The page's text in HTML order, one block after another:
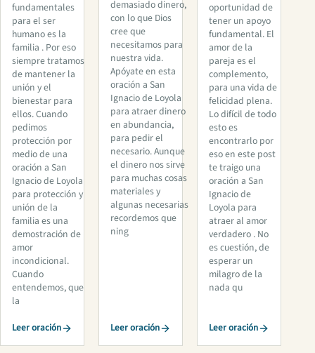
fundamentales
para el ser
humano es la
familia . Por eso
siempre tratamos
de mantener la
unión y el
bienestar para
ellos. Cuando
pedimos
protección por
medio de una
oración a San
Ignacio de Loyola
para protección y
unión de la
familia es una
demostración de
amor
incondicional.
Cuando
entendemos, que
la
Leer oración
demasiado dinero,
con lo que Dios
cree que
necesitamos para
nuestra vida.
Apóyate en esta
oración a San
Ignacio de Loyola
para atraer dinero
en abundancia,
para pedir el
necesario. Aunque
el dinero nos sirve
para muchas cosas
materiales y
algunas necesarias
recordemos que
ning
Leer oración
oportunidad de
tener un apoyo
fundamental. El
amor de la
pareja es el
complemento,
para una vida de
felicidad plena.
Lo difícil de todo
esto es
encontrarlo por
eso en este post
te traigo una
oración a San
Ignacio de
Loyola para
atraer al amor
verdadero . No
es cuestión, de
esperar un
milagro de la
nada qu
Leer oración